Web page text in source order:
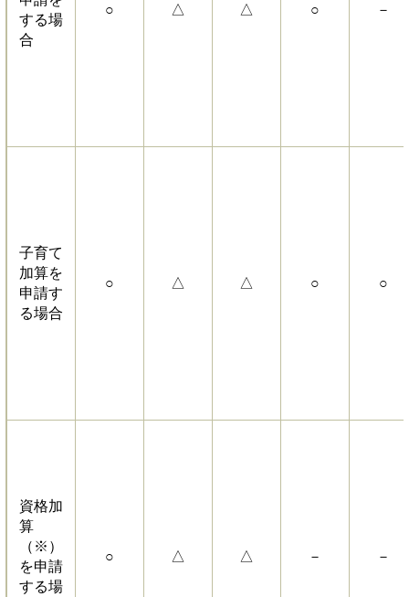
する場
合
○ △ △ ○ －
子育て
加算を
申請す
る場合
○ △ △ ○ ○
資格加
算
（※）
を申請
する場
○ △ △ － －